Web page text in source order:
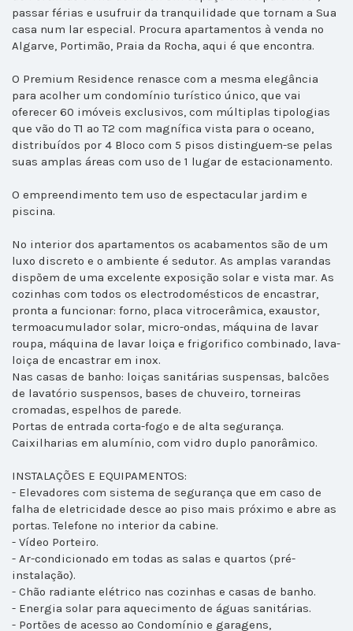
passar férias e usufruir da tranquilidade que tornam a Sua
casa num lar especial. Procura apartamentos à venda no
Algarve, Portimão, Praia da Rocha, aqui é que encontra.
O Premium Residence renasce com a mesma elegância
para acolher um condomínio turístico único, que vai
oferecer 60 imóveis exclusivos, com múltiplas tipologias
que vão do T1 ao T2 com magnífica vista para o oceano,
distribuídos por 4 Bloco com 5 pisos distinguem-se pelas
suas amplas áreas com uso de 1 lugar de estacionamento.
O empreendimento tem uso de espectacular jardim e
piscina.
No interior dos apartamentos os acabamentos são de um
luxo discreto e o ambiente é sedutor. As amplas varandas
dispõem de uma excelente exposição solar e vista mar. As
cozinhas com todos os electrodomésticos de encastrar,
pronta a funcionar: forno, placa vitrocerâmica, exaustor,
termoacumulador solar, micro-ondas, máquina de lavar
roupa, máquina de lavar loiça e frigorifico combinado, lava-
loiça de encastrar em inox.
Nas casas de banho: loiças sanitárias suspensas, balcões
de lavatório suspensos, bases de chuveiro, torneiras
cromadas, espelhos de parede.
Portas de entrada corta-fogo e de alta segurança.
Caixilharias em alumínio, com vidro duplo panorâmico.
INSTALAÇÕES E EQUIPAMENTOS:
- Elevadores com sistema de segurança que em caso de
falha de eletricidade desce ao piso mais próximo e abre as
portas. Telefone no interior da cabine.
- Vídeo Porteiro.
- Ar-condicionado em todas as salas e quartos (pré-
instalação).
- Chão radiante elétrico nas cozinhas e casas de banho.
- Energia solar para aquecimento de águas sanitárias.
- Portões de acesso ao Condomínio e garagens,